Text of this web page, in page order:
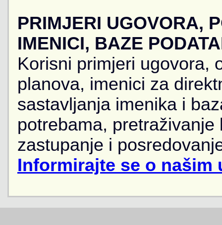
PRIMJERI UGOVORA,
IMENICI, BAZE
Korisni primjeri ugovora,
planova, imenici za
sastavljanja imenika i
potrebama,
zastupanje i
Informirajte se o našim